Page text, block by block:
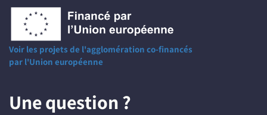
Voir les projets de l'agglomération co-financés
par l'Union européenne
Une question ?